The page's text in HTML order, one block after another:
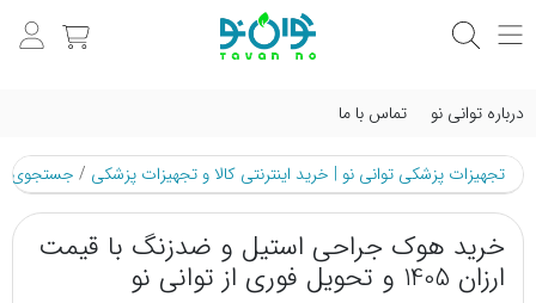
درباره توانی نو تماس با ما
تجهیزات پزشکی توانی نو | خرید اینترنتی کالا و تجهیزات پزشکی / جستجوی
خرید هوک جراحی استیل و ضدزنگ با قیمت
ارزان 1405 و تحویل فوری از توانی نو